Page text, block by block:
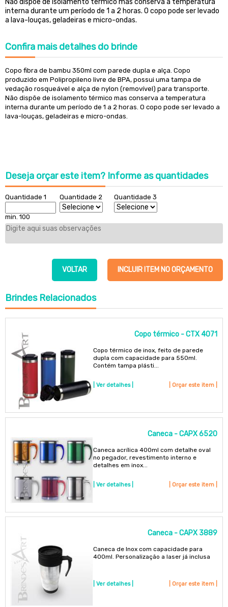
Não dispõe de isolamento térmico mas conserva a temperatura
interna durante um período de 1 a 2 horas. O copo pode ser levado
a lava-louças, geladeiras e micro-ondas.
Confira mais detalhes do brinde
Copo fibra de bambu 350ml com parede dupla e alça. Copo
produzido em Polipropileno livre de BPA, possui uma tampa de
vedação rosqueável e alça de nylon (removível) para transporte.
Não dispõe de isolamento térmico mas conserva a temperatura
interna durante um período de 1 a 2 horas. O copo pode ser levado a
lava-louças, geladeiras e micro-ondas.
Deseja orçar este item? Informe as quantidades
Quantidade 1
min. 100
Quantidade 2 Quantidade 3
INCLUIR ITEM NO ORÇAMENTO
VOLTAR
BrindesRelacionados
Copo térmico - CTX 4071
Copo térmico de inox, feito de parede
dupla com capacidade para 550ml.
Contém tampa plásti...
| Ver detalhes | | Orçar este item |
Caneca - CAPX 6520
Caneca acrílica 400ml com detalhe oval
no pegador, revestimento interno e
detalhes em inox...
| Ver detalhes | | Orçar este item |
Caneca - CAPX 3889
Caneca de Inox com capacidade para
400ml. Personalização a laser já inclusa
| Ver detalhes | | Orçar este item |